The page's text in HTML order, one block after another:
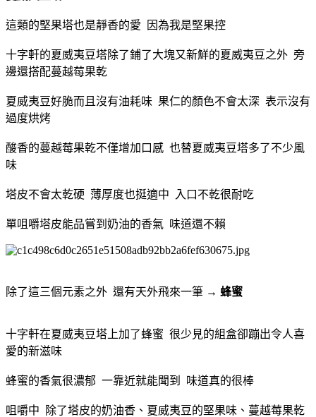
這類的堅果塔也是靜香的愛 因為我是堅果控
十字軒的夏威夷豆塔除了鋪了大塊又新鮮的夏威夷豆之外 旁
邊還搭配蔓越莓果乾
夏威夷豆好脆而且沒有油耗味 果仁的顏色不會太深 表示沒有
過度烘烤
酸香的蔓越莓果乾不僅增加口感 也替夏威夷豆塔多了不少風
味
塔皮不會太乾硬 薄厚度也挺適中 入口不乾很耐吃
單咀嚼塔皮能品嘗到奶油的香氣 味道還不賴
除了這三個元素之外 還有天外飛來一筆 → 蜂蜜
十字軒在夏威夷豆塔上加了蜂蜜 很少見的組盒卻蹦出令人喜
愛的新滋味
蜂蜜的香氣很濃郁 一靠近就能聞到 味道真的很棒
咀嚼中 除了塔皮的奶油香、夏威夷豆的堅果味、蔓越莓果乾